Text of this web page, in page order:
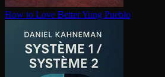
How to Love BetterYung Pueblo